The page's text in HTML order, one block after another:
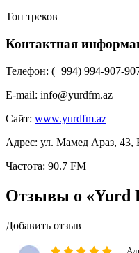
Топ треков
Контактная
Телефон: (+994) 994-907-
E-mail: info@yurdfm.az
Сайт: www.yurdfm.az
Адрес: ул. Мамед Араз, 43,
Частота: 90.7 FM
Отзывы о «Yurd
Добавить отзыв